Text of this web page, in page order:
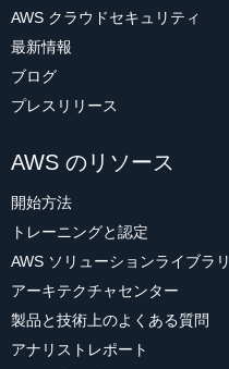
AWS クラウドセキュリティ
最新情報
ブログ
プレスリリース
AWS のリソース
開始方法
トレーニングと認定
AWS ソリューションライブラリ
アーキテクチャセンター
製品と技術上のよくある質問
アナリストレポート